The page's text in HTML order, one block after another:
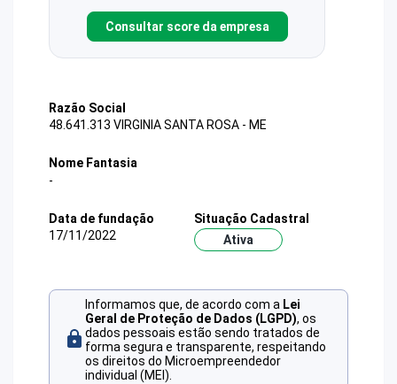
Consultar score da empresa
Razão Social
48.641.313 VIRGINIA SANTA ROSA - ME
Nome Fantasia
-
Data de fundação
17/11/2022
Situação Cadastral
Ativa
Informamos que, de acordo com a Lei
Geral de Proteção de Dados (LGPD), os
dados pessoais estão sendo tratados de
forma segura e transparente, respeitando
os direitos do Microempreendedor
individual (MEI).